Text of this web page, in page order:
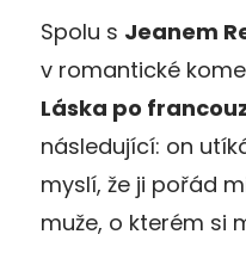
Spolu s Jeanem
v romantické
Láska po
následující: on
myslí, že ji pořád
muže, o kterém si